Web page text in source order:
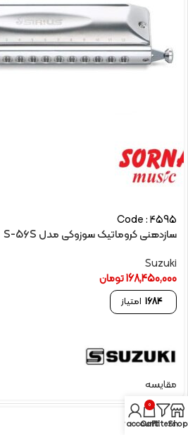
Code : 4595
سازدهنی کروماتیک سوزوکی مدل S-56S
Suzuki
168,450,000تومان
1684 امتیاز
مقایسه
Shop
Filters
0
Cart
My account